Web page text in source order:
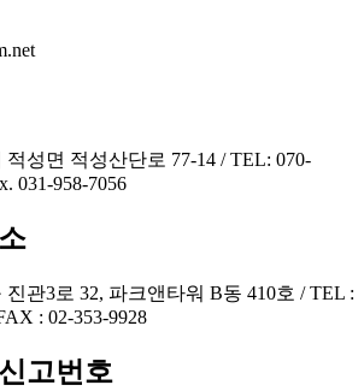
성면 적성산단로 77-14 / TEL: 070-
031-958-7056
관3로 32, 파크앤타워 B동 410호 / TEL :
: 02-353-9928
고번호